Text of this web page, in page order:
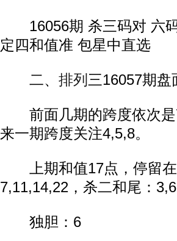
16056期 杀三码对 六码
定四和值准 包星中直选
二、 排列 三16057期盘
前面几期的跨度依次是
来一期跨度关注4,5,8。
上期和值17点，停留在
7,11,14,22，杀二和尾：3,6
独胆：6